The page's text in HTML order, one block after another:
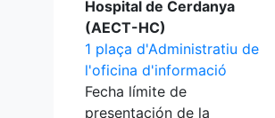
Hospital de Cerdanya
(AECT-HC)
1 plaça d'Administratiu de
l'oficina d'informació
Fecha límite de
presentación de la